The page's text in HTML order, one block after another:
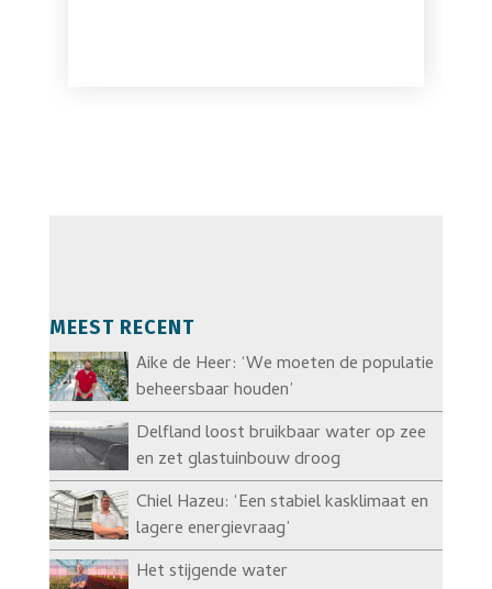
MEEST RECENT
Aike de Heer: ‘We moeten de populatie
beheersbaar houden’
Delfland loost bruikbaar water op zee
en zet glastuinbouw droog
Chiel Hazeu: ‘Een stabiel kasklimaat en
lagere energievraag’
Het stijgende water